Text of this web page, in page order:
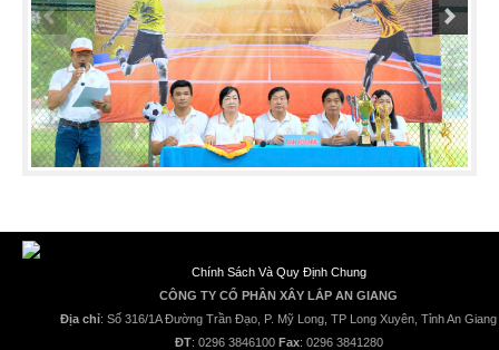
Chính Sách Và Quy Định Chung
CÔNG TY CỔ PHẦN XÂY LẮP AN GIANG
Địa chỉ: Số 316/1A Đường Trần Đạo, P. Mỹ Long, TP Long Xuyên, Tỉnh An Giang
ĐT: 0296 3846100 Fax: 0296 3841280